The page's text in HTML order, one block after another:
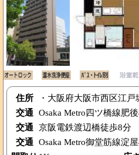
住所
・大阪府大阪市西区江戸
交通 Osaka Metro四ツ橋線肥
交通 京阪電鉄渡辺橋徒歩8分
交通 Osaka Metro御堂筋線淀